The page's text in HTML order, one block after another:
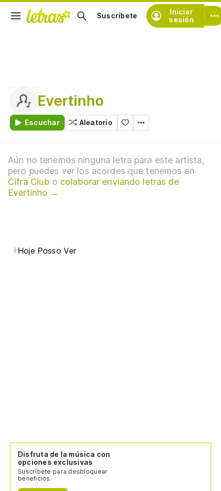
Iniciar
sesión
Suscríbete
Evertinho
Escuchar Aleatorio
Aún no tenemos ninguna letra para este artista,
pero puedes ver los acordes que tenemos en
Cifra Club o colaborar enviando letras de
Evertinho →
HHoje Posso Ver
Disfruta de la música con
opciones exclusivas
Suscríbete para desbloquear
beneficios.